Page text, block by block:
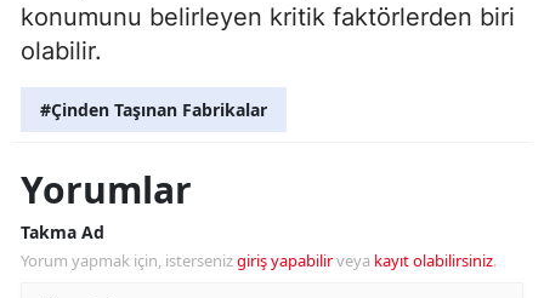
konumunu belirleyen kritik faktörlerden biri
olabilir.
#Çinden Taşınan Fabrikalar
Yorumlar
Takma Ad
Yorum yapmak için, istersenizgiriş yapabilirveya kayıt olabilirsiniz.